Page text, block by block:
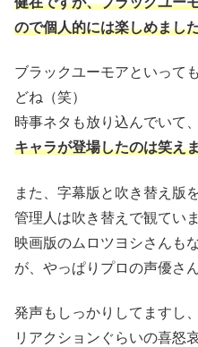
ので個人的には楽しめまし
ブラックユーモアといって
どね（笑）
時事ネタも放り込んでいて、
キャラが登場したのは笑え
また、字幕版と吹き替え版
管理人は吹き替えで観ていま
映画版のムロツヨシさんも
が、やっぱりプロの声優さ
発声もしっかりしてますし
リアクションぐらいの喜怒